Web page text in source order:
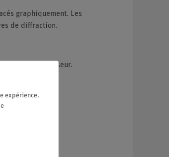
graphiquement. Les
de diffraction.
comme analyseur.
du cuivre.
expérience.